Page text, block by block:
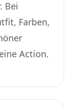
Bei
Farben,
Action.